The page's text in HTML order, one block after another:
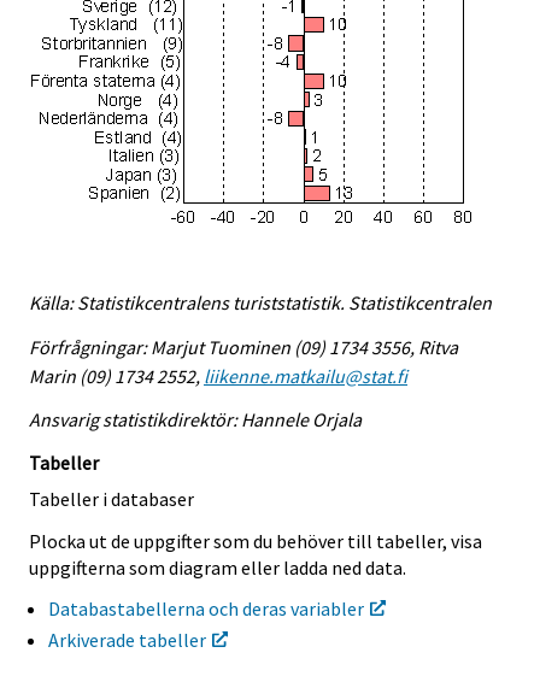
Källa: Statistikcentralens turiststatistik. Statistikcentralen
Förfrågningar: Marjut Tuominen (09) 1734 3556, Ritva
Marin (09) 1734 2552, liikenne.matkailu@stat.fi
Ansvarig statistikdirektör: Hannele Orjala
Tabeller
Tabeller i databaser
Plocka ut de uppgifter som du behöver till tabeller, visa
uppgifterna som diagram eller ladda ned data.
Databastabellerna och deras variabler
Arkiverade tabeller